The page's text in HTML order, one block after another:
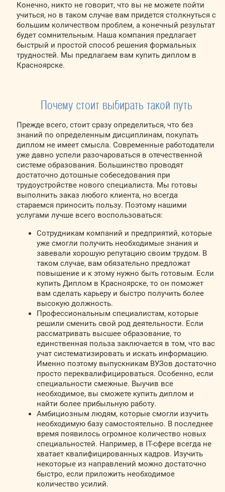
Конечно, никто не говорит, что вы не можете пойти
учиться, но в таком случае вам придется столкнуться с
большим количеством проблем, а конечный результат
будет сомнительным. Наша компания предлагает
быстрый и простой способ решения формальных
трудностей. Мы предлагаем вам купить диплом в
Красноярске.
Почему стоит выбирать такой путь
Прежде всего, стоит сразу определиться, что без
знаний по определенным дисциплинам, покупать
диплом не имеет смысла. Современные работодатели
уже давно успели разочароваться в отечественной
системе образования. Большинство проводят
достаточно дотошные собеседования при
трудоустройстве нового специалиста. Мы готовы
выполнить заказ любого клиента, но всегда
стараемся приносить пользу. Поэтому нашими
услугами лучше всего воспользоваться:
Сотрудникам компаний и предприятий, которые
уже смогли получить необходимые знания и
завевали хорошую репутацию своим трудом. В
таком случае, вам обязательно предложат
повышение и к этому нужно быть готовым. Если
купить Диплом в Красноярске, то он поможет
вам сделать карьеру и быстро получить более
высокую должность.
Профессиональным специалистам, которые
решили сменить свой род деятельности. Если
рассматривать высшее образование, то
единственная польза заключается в том, что вас
учат систематизировать и искать информацию.
Именно поэтому выпускникам ВУЗов достаточно
просто переквалифицироваться. Особенно, если
специальности смежные. Выучив все
необходимое, вы сможете купить диплом и
найти более прибыльную работу.
Амбициозным людям, которые смогли изучить
необходимую базу самостоятельно. В последнее
время появилось огромное количество новых
специальностей. Например, в IT-сфере всегда не
хватает квалифицированных кадров. Изучить
некоторые из направлений можно достаточно
быстро, если приложить необходимое
количество усилий.